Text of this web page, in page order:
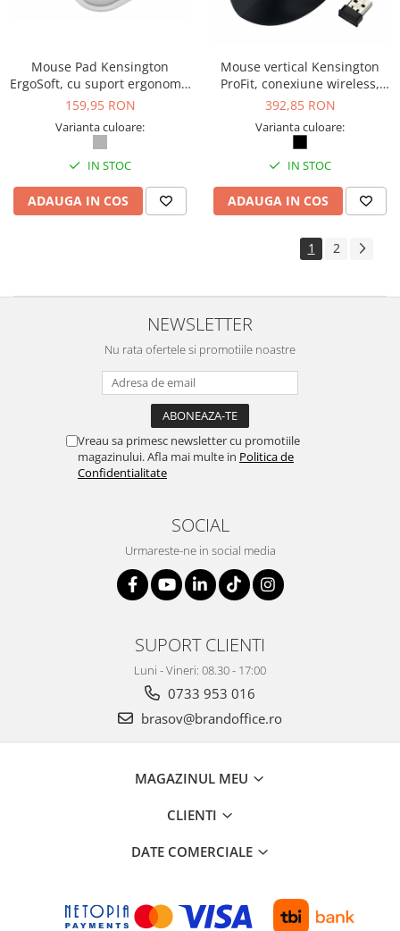
Mouse Pad Kensington
ErgoSoft, cu suport ergonomic
pentru incheietura mainii, gri
159,95 RON
Varianta culoare:
IN STOC
ADAUGA IN COS
Mouse vertical Kensington
ProFit, conexiune wireless,
pentru mana stanga, negru
392,85 RON
Varianta culoare:
IN STOC
ADAUGA IN COS
1 2
NEWSLETTER
Nu rata ofertele si promotiile noastre
Vreau sa primesc newsletter cu promotiile
magazinului. Afla mai multe in Politica de
Confidentialitate
SOCIAL
Urmareste-ne in social media
SUPORT CLIENTI
Luni - Vineri: 08.30 - 17:00
0733 953 016
brasov@brandoffice.ro
MAGAZINUL MEU
CLIENTI
DATE COMERCIALE